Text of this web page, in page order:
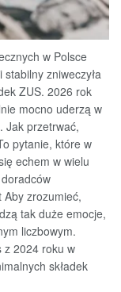
w Polsce
zniweczyła
ZUS. 2026 rok
mocno uderzą w
Jak przetrwać,
pytanie, które w
echem w wielu
Aby zrozumieć,
tak duże emocje,
liczbowym.
z 2024 roku w
składek